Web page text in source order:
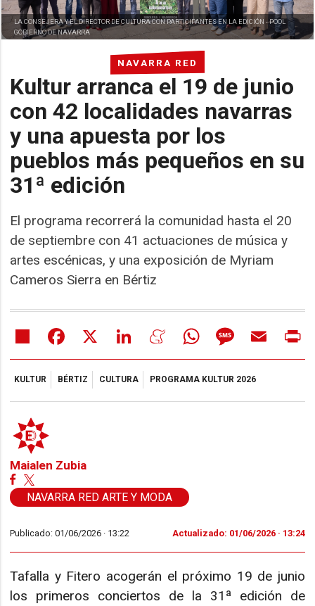
NAVARRA RED
Kultur arranca el 19 de junio
con 42 localidades navarras
y una apuesta por los
pueblos más pequeños en su
31ª edición
El programa recorrerá la comunidad hasta el 20
de septiembre con 41 actuaciones de música y
artes escénicas, y una exposición de Myriam
Cameros Sierra en Bértiz
LA CONSEJERA Y EL DIRECTOR DE CULTURA CON PARTICIPANTES EN LA EDICIÓN -POOL
GOBIERNO DE NAVARRA
Share Facebook LinkedIn MeneameWhatsAppMessageEmail
KULTUR BÉRTIZ CULTURA PROGRAMA KULTUR 2026
Maialen Zubia
NAVARRA RED ARTE Y MODA
Publicado: 01/06/2026 · 13:22 Actualizado: 01/06/2026 · 13:24
Tafalla y Fitero acogerán el próximo 19 de junio
los primeros conciertos de la 31ª edición de